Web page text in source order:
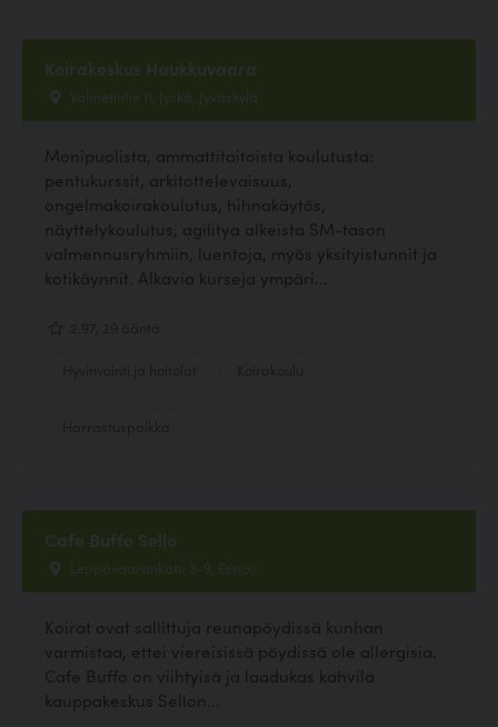
Koirakeskus Haukkuvaara
Valmetintie 11, Jyskä, Jyväskylä
Monipuolista, ammattitaitoista koulutusta:
pentukurssit, arkitottelevaisuus,
ongelmakoirakoulutus, hihnakäytös,
näyttelykoulutus, agilitya alkeista SM-tason
valmennusryhmiin, luentoja, myös yksityistunnit ja
kotikäynnit. Alkavia kurseja ympäri...
Cafe Buffo Sello
Leppävaarankatu 3-9, Espoo
Koirat ovat sallittuja reunapöydissä kunhan
varmistaa, ettei viereisissä pöydissä ole allergisia.
Cafe Buffo on viihtyisä ja laadukas kahvila
kauppakeskus Sellon...